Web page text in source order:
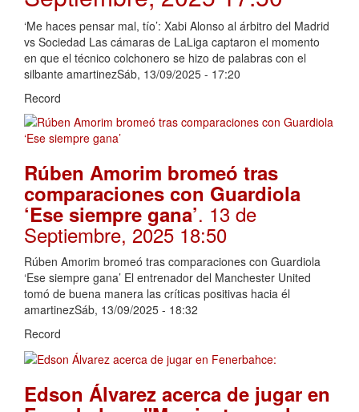
‘Me haces pensar mal, tío’: Xabi Alonso al árbitro del Madrid
vs Sociedad Las cámaras de LaLiga captaron el momento
en que el técnico colchonero se hizo de palabras con el
silbante amartinezSáb, 13/09/2025 - 17:20
Record
Rúben Amorim bromeó tras
comparaciones con Guardiola
‘Ese siempre gana’. 13 de
Septiembre, 2025 18:50
Rúben Amorim bromeó tras comparaciones con Guardiola
‘Ese siempre gana’ El entrenador del Manchester United
tomó de buena manera las críticas positivas hacia él
amartinezSáb, 13/09/2025 - 18:32
Record
Edson Álvarez acerca de jugar en